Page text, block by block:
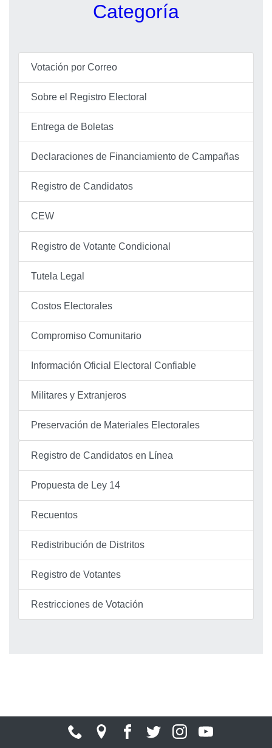
Categoría
Votación por Correo
Sobre el Registro Electoral
Entrega de Boletas
Declaraciones de Financiamiento de Campañas
Registro de Candidatos
CEW
Registro de Votante Condicional
Tutela Legal
Costos Electorales
Compromiso Comunitario
Información Oficial Electoral Confiable
Militares y Extranjeros
Preservación de Materiales Electorales
Registro de Candidatos en Línea
Propuesta de Ley 14
Recuentos
Redistribución de Distritos
Registro de Votantes
Restricciones de Votación